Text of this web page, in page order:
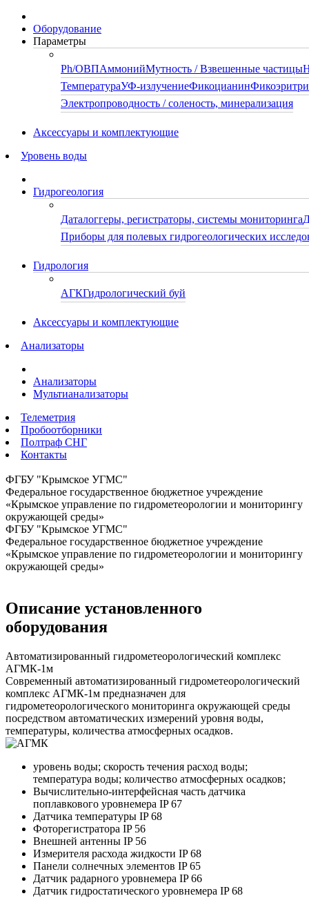
Оборудование
Параметры
Ph/ОВПАммонийМутность / Взвешенные частицы
ТемператураУФ-излучениеФикоцианин
Электропроводность / соленость, минерализация
Аксессуары и комплектующие
Уровень воды
Гидрогеология
Даталоггеры, регистраторы, системы мониторинга
Приборы для полевых гидрогеологических
Гидрология
АГКГидрологический буй
Аксессуары и комплектующие
Анализаторы
Анализаторы
Мультианализаторы
Телеметрия
Пробоотборники
Полтраф СНГ
Контакты
ФГБУ "Крымское УГМС"
Федеральное государственное бюджетное учреждение
«Крымское управление по гидрометеорологии и мониторингу
окружающей среды»
ФГБУ "Крымское УГМС"
Федеральное государственное бюджетное учреждение
«Крымское управление по гидрометеорологии и мониторингу
окружающей среды»
Описание установленного
оборудования
Автоматизированный гидрометеорологический комплекс
АГМК-1м
Современный автоматизированный гидрометеорологический
комплекс АГМК-1м предназначен для
гидрометеорологического мониторинга окружающей среды
посредством автоматических измерений уровня воды,
температуры, количества атмосферных осадков.
уровень воды; скорость течения расход воды;
температура воды; количество атмосферных осадков;
Вычислительно-интерфейсная часть датчика
поплавкового уровнемера IP 67
Датчика температуры IP 68
Фоторегистратора IP 56
Внешней антенны IP 56
Измерителя расхода жидкости IP 68
Панели солнечных элементов IP 65
Датчик радарного уровнемера IP 66
Датчик гидростатического уровнемера IP 68